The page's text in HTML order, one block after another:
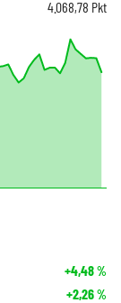
4.068,78 Pkt
+4,48%
+2,26%